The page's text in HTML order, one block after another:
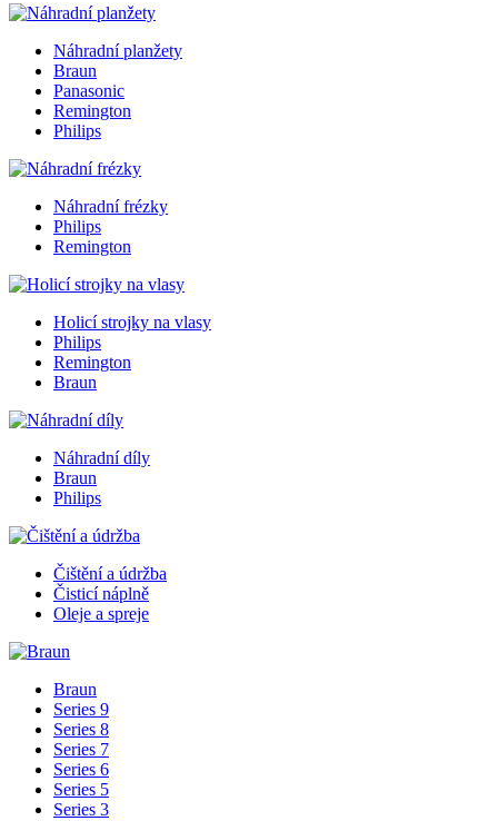
Náhradní planžety
Braun
Panasonic
Remington
Philips
Náhradní frézky
Philips
Remington
Holicí strojky na vlasy
Philips
Remington
Braun
Náhradní díly
Braun
Philips
Čištění a údržba
Čisticí náplně
Oleje a spreje
Braun
Series 9
Series 8
Series 7
Series 6
Series 5
Series 3